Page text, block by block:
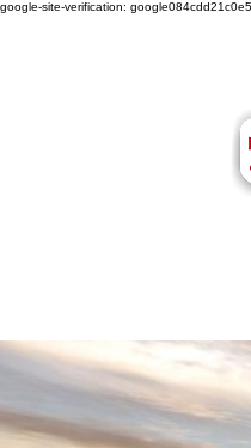
google-site-verification: